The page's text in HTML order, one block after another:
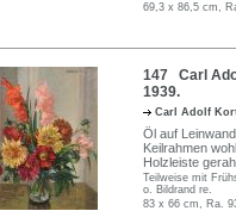
69,3 x 86,5 cm,
147 Carl
1939.
Carl Adolf
Öl auf
Keilrahmen
Holzleiste
Teilweise mit
o. Bildrand re.
83 x 66 cm, Ra.